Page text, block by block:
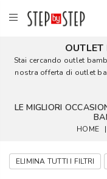
Stai cercando outlet
nostra offerta di outlet
LE MIGLIORI
HOME |
ELIMINA TUTTI I FILTRI